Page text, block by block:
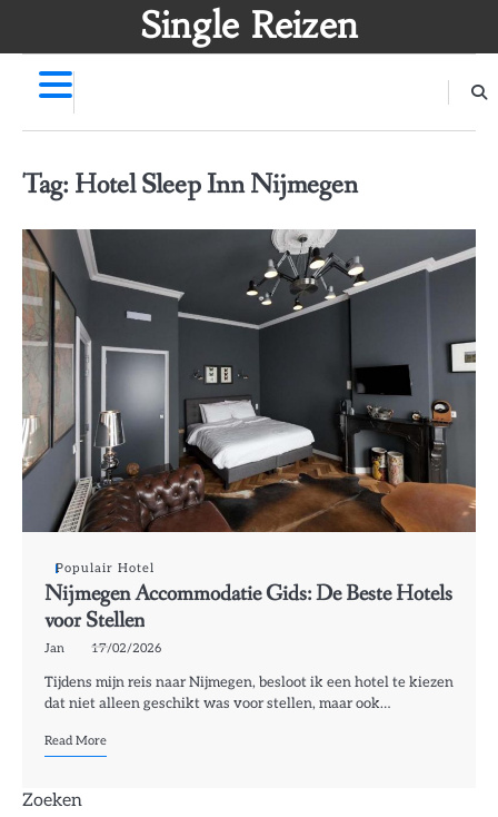
Single Reizen
Tag: Hotel Sleep Inn Nijmegen
Populair Hotel
Nijmegen Accommodatie Gids: De Beste Hotels
voor Stellen
Jan 17/02/2026
Tijdens mijn reis naar Nijmegen, besloot ik een hotel te kiezen
dat niet alleen geschikt was voor stellen, maar ook…
Read More
Zoeken